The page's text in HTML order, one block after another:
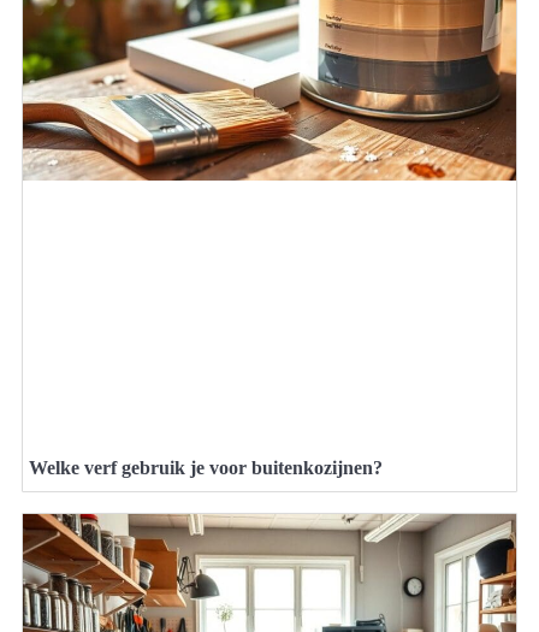
Welke verf gebruik je voor buitenkozijnen?